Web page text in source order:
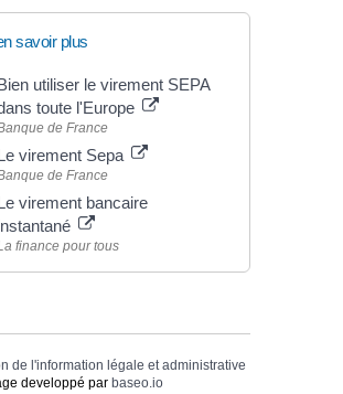
savoir plus
utiliser le virement SEPA
toute l'Europe
de France
virement Sepa
de France
virement bancaire
finance pour tous
de l'information légale et administrative
developpé par baseo.io